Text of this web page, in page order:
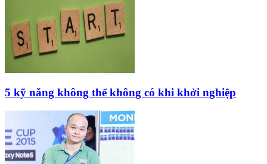
5 kỹ năng không thể không có khi khởi nghiệp